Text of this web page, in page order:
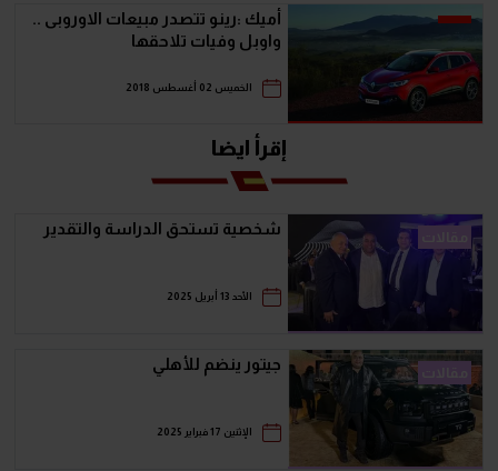
أميك :رينو تتصدر مبيعات الاوروبى ..
واوبل وفيات تلاحقها
الخميس 02 أغسطس 2018
إقرأ ايضا
شخصية تستحق الدراسة والتقدير
الأحد 13 أبريل 2025
جيتور ينضم للأهلي
الإثنين 17 فبراير 2025